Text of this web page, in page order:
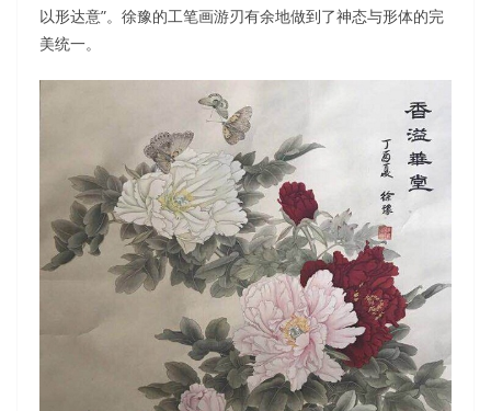
以形达意”。徐豫的工笔画游刃有余地做到了神态与形体的完
美统一。